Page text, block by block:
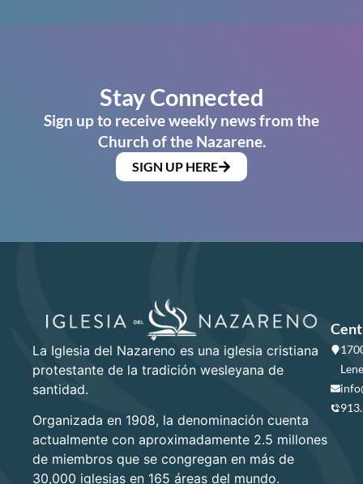
Stay Connected
Sign up to receive weekly news from the
Church of the Nazarene.
SIGN UP HERE
La Iglesia del Nazareno es una iglesia cristiana
protestante de la tradición wesleyana de
santidad.
Organizada en 1908, la denominación cuenta
actualmente con aproximadamente 2.5 millones
de miembros que se congregan en más de
30,000 iglesias en 165 áreas del mundo.